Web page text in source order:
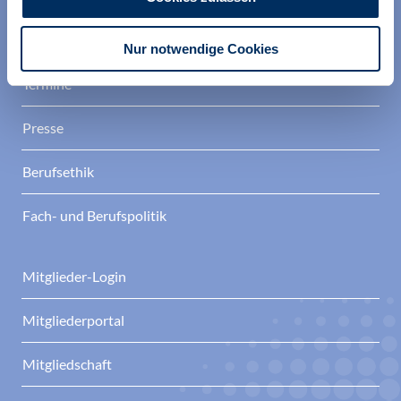
Nur notwendige Cookies
Termine
Presse
Berufsethik
Fach- und Berufspolitik
Mitglieder-Login
Mitgliederportal
Mitgliedschaft